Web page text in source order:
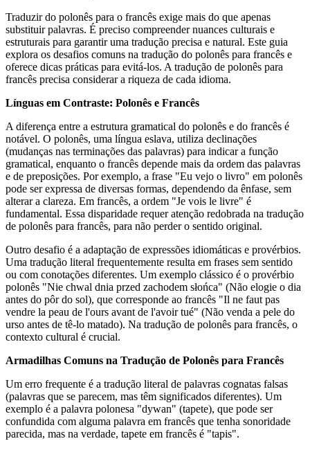
Traduzir do polonês para o francês exige mais do que apenas
substituir palavras. É preciso compreender nuances culturais e
estruturais para garantir uma tradução precisa e natural. Este guia
explora os desafios comuns na tradução do polonês para francês e
oferece dicas práticas para evitá-los. A tradução de polonês para
francês precisa considerar a riqueza de cada idioma.
Línguas em Contraste: Polonês e Francês
A diferença entre a estrutura gramatical do polonês e do francês é
notável. O polonês, uma língua eslava, utiliza declinações
(mudanças nas terminações das palavras) para indicar a função
gramatical, enquanto o francês depende mais da ordem das palavras
e de preposições. Por exemplo, a frase "Eu vejo o livro" em polonês
pode ser expressa de diversas formas, dependendo da ênfase, sem
alterar a clareza. Em francês, a ordem "Je vois le livre" é
fundamental. Essa disparidade requer atenção redobrada na tradução
de polonês para francês, para não perder o sentido original.
Outro desafio é a adaptação de expressões idiomáticas e provérbios.
Uma tradução literal frequentemente resulta em frases sem sentido
ou com conotações diferentes. Um exemplo clássico é o provérbio
polonês "Nie chwal dnia przed zachodem słońca" (Não elogie o dia
antes do pôr do sol), que corresponde ao francês "Il ne faut pas
vendre la peau de l'ours avant de l'avoir tué" (Não venda a pele do
urso antes de tê-lo matado). Na tradução de polonês para francês, o
contexto cultural é crucial.
Armadilhas Comuns na Tradução de Polonês para Francês
Um erro frequente é a tradução literal de palavras cognatas falsas
(palavras que se parecem, mas têm significados diferentes). Um
exemplo é a palavra polonesa "dywan" (tapete), que pode ser
confundida com alguma palavra em francês que tenha sonoridade
parecida, mas na verdade, tapete em francês é "tapis".